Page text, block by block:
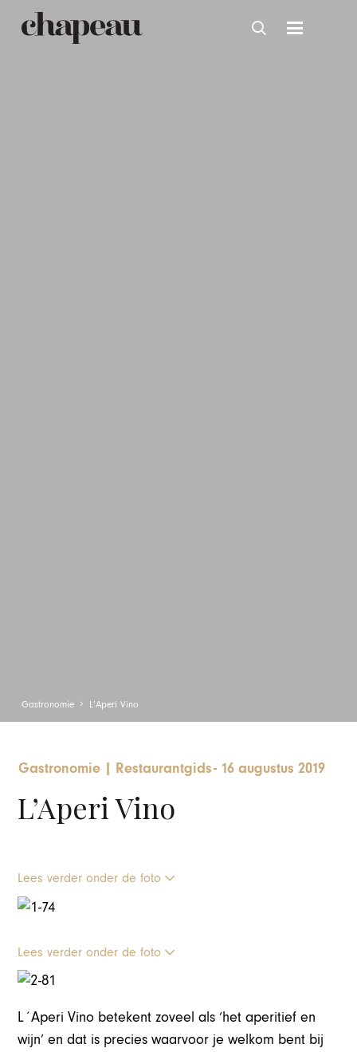
Gastronomie L’Aperi Vino
Gastronomie Restaurantgids- 16 augustus 2019
L’Aperi Vino
Lees verder onder de foto
Lees verder onder de foto
L´Aperi Vino betekent zoveel als ‘het aperitief en
wijn’ en dat is precies waarvoor je welkom bent bij